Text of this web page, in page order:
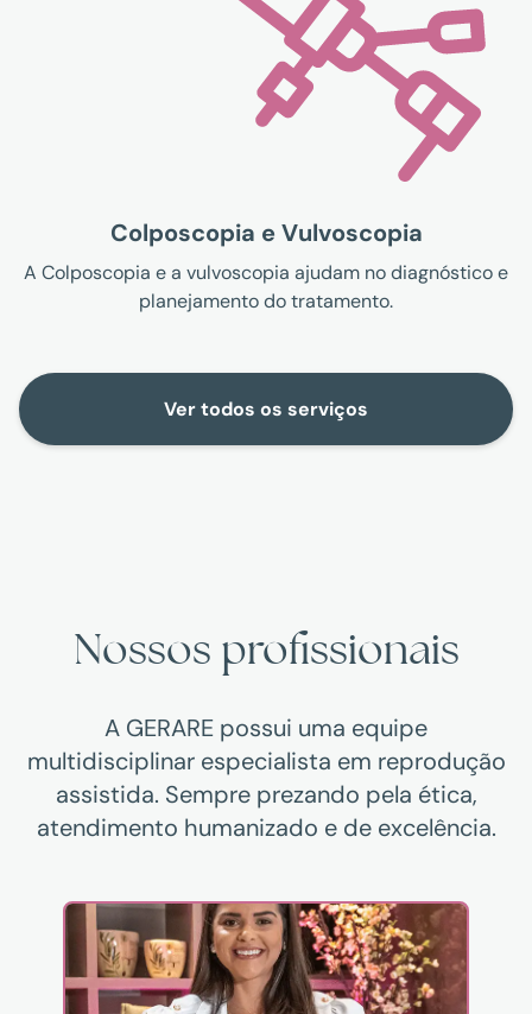
Colposcopia e Vulvoscopia
A Colposcopia e a vulvoscopia ajudam no diagnóstico e
planejamento do tratamento.
Ver todos os serviços
Nossos profissionais
A GERARE possui uma equipe
multidisciplinar especialista em reprodução
assistida. Sempre prezando pela ética,
atendimento humanizado e de excelência.